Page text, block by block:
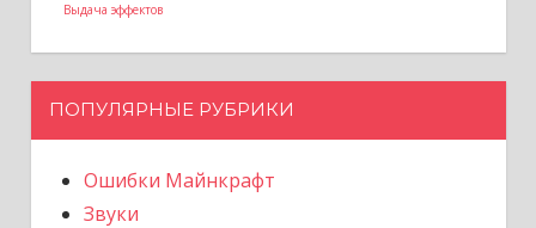
Выдача эффектов
ПОПУЛЯРНЫЕ РУБРИКИ
Ошибки Майнкрафт
Звуки